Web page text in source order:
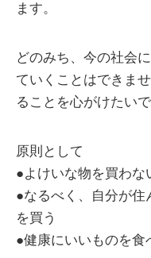
ます。
どのみち、今の社会
ていくことはできま
ることを心がけたいで
原則として
●よけいな物を買わな
●なるべく、自分が住
を買う
●健康にいいものを食